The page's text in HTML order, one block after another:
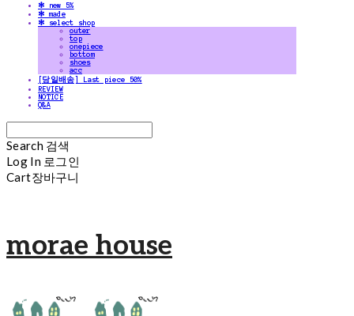
✻ new 5%
✻ made
✻ select shop
outer
top
onepiece
bottom
shoes
acc
[당일배송] Last piece 50%
REVIEW
NOTICE
Q&A
Search 검색
Log In 로그인
Cart장바구니
morae house